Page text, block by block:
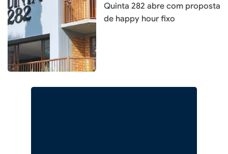
Quinta 282 abre com proposta
de happy hour fixo